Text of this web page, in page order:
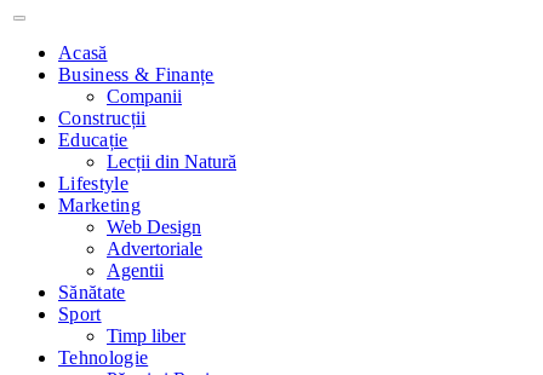
Acasă
Business & Finanțe
Companii
Construcții
Educație
Lecții din Natură
Lifestyle
Marketing
Web Design
Advertoriale
Agentii
Sănătate
Sport
Timp liber
Tehnologie